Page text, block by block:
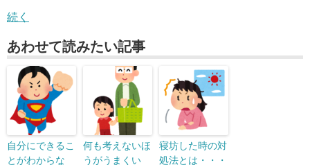
続く
あわせて読みたい記事
自分にできるこ
とがわからな
何も考えないほ
うがうまくい
寝坊した時の対
処法とは・・・